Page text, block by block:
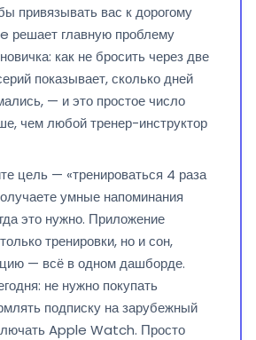
привязывать вас к дорогому
решает главную проблему
как не бросить через две
показывает, сколько дней
— и это простое число
чем любой тренер-инструктор
цель — «тренироваться 4 раза
умные напоминания
это нужно. Приложение
тренировки, но и сон,
— всё в одном дашборде.
не нужно покупать
подписку на зарубежный
Apple Watch. Просто